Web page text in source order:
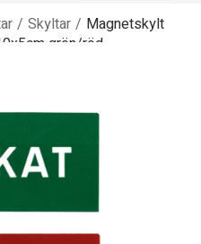
/ Skyltar / Magnetskylt
grön/röd